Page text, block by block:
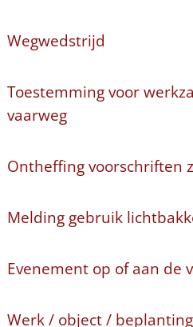
Wegwedstrijd
Toestemming voor
vaarweg
Ontheffing voorschriften
Melding gebruik
Evenement op of aan de
Werk / object /